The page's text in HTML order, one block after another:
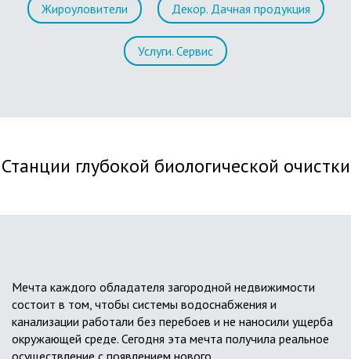
Жироуловители Декор. Дачная продукция
Услуги. Сервис
Станции глубокой биологической очистки
Мечта каждого обладателя загородной недвижимости
состоит в том, чтобы системы водоснабжения и
канализации работали без перебоев и не наносили ущерба
окружающей среде. Сегодня эта мечта получила реальное